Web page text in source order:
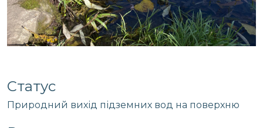
Статус
Природний вихід підземних вод на поверхню